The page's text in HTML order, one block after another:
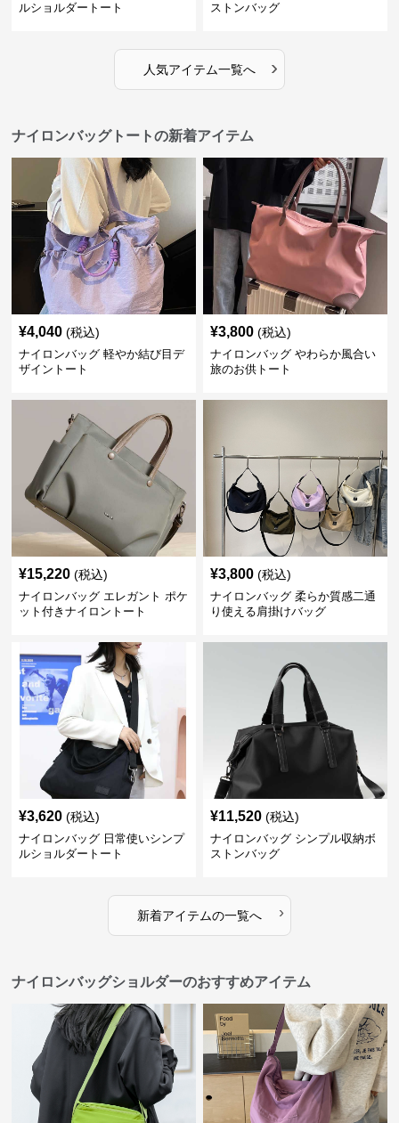
ルショルダートート
ストンバッグ
人気アイテム一覧へ ›
ナイロンバッグトートの新着アイテム
¥4,040 (税込)
ナイロンバッグ 軽やか結び目デ
ザイントート
¥3,800 (税込)
ナイロンバッグ やわらか風合い
旅のお供トート
¥15,220 (税込)
ナイロンバッグ エレガント ポケ
ット付きナイロントート
¥3,800 (税込)
ナイロンバッグ 柔らか質感二通
り使える肩掛けバッグ
¥3,620 (税込)
ナイロンバッグ 日常使いシンプ
ルショルダートート
¥11,520 (税込)
ナイロンバッグ シンプル収納ボ
ストンバッグ
新着アイテムの一覧へ ›
ナイロンバッグショルダーのおすすめアイテム